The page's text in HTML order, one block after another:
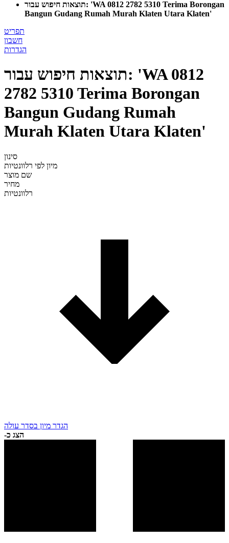
תוצאות חיפוש עבור: 'WA 0812 2782 5310 Terima Borongan
Bangun Gudang Rumah Murah Klaten Utara Klaten'
תפריט
חשבון
הגדרות
תוצאות חיפוש עבור: 'WA 0812
2782 5310 Terima Borongan
Bangun Gudang Rumah
Murah Klaten Utara Klaten'
סינון
מיון לפי רלוונטיות
שם מוצר
מחיר
רלוונטיות
הגדר מיון בסדר עולה
הצג כ-